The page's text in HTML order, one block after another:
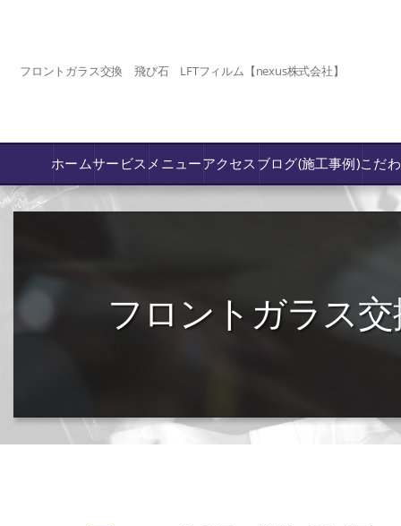
フロントガラス交換 飛び石 LFTフィルム【nexus株式会社】
ホームサービス メニュー
フロントガラス飛び石傷/補修修理か交換
カー用品取付･車販売･買取(ﾄﾞﾗﾚｺ･ﾅﾋﾞ等)
アクセス ブログ(施工事例)こだ
フロントガラス